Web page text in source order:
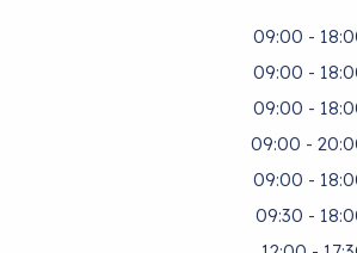
09:00 -
09:00 -
09:00 -
09:00 -
09:00 -
09:30 -